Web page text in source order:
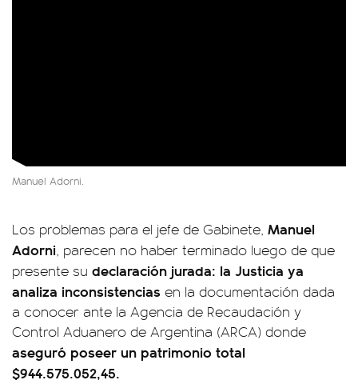
Manuel Adorni.
Los problemas para el jefe de Gabinete, Manuel
Adorni, parecen no haber terminado luego de que
presente su declaración jurada: la Justicia ya
analiza inconsistencias en la documentación dada
a conocer ante la Agencia de Recaudación y
Control Aduanero de Argentina (ARCA) donde
aseguró poseer un patrimonio total
$944.575.052,45.